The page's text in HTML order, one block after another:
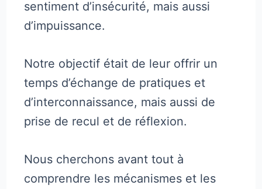
sentiment d’insécurité, mais aussi
d’impuissance.
Notre objectif était de leur offrir un
temps d’échange de pratiques et
d’interconnaissance, mais aussi de
prise de recul et de réflexion.
Nous cherchons avant tout à
comprendre les mécanismes et les